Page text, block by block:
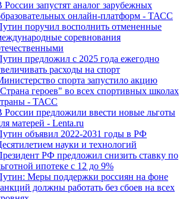
России запустят аналог зарубежных
онлайн-платформ - ТАСС
поручил восполнить отмененные
соревнования
предложил с 2025 года ежегодно
расходы на спорт
спорта запустило акцию
героев" во всех спортивных школах
- ТАСС
России предложили ввести новые льготы
матерей - Lenta.ru
объявил 2022-2031 годы в РФ
науки и технологий
РФ предложил снизить ставку по
ипотеке с 12 до 9%
Меры поддержки россиян на фоне
должны работать без сбоев на всех